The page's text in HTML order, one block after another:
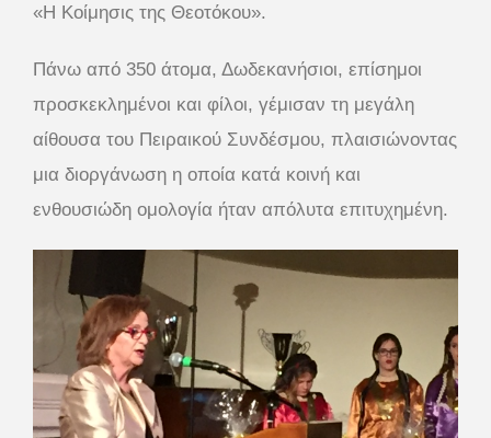
«Η Κοίμησις της Θεοτόκου».
Πάνω από 350 άτομα, Δωδεκανήσιοι, επίσημοι
προσκεκλημένοι και φίλοι, γέμισαν τη μεγάλη
αίθουσα του Πειραικού Συνδέσμου, πλαισιώνοντας
μια διοργάνωση η οποία κατά κοινή και
ενθουσιώδη ομολογία ήταν απόλυτα επιτυχημένη.